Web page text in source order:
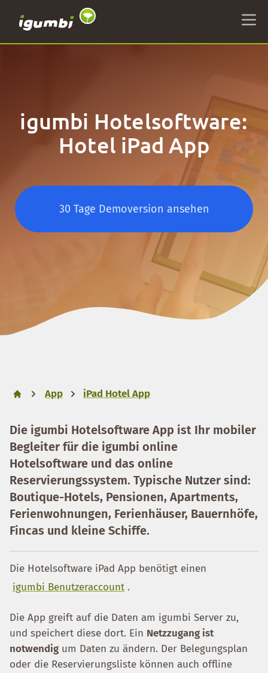
igumbi Hotelsoftware:
Hotel iPad App
30 Tage Demoversion ansehen
App iPad Hotel App
Die igumbi Hotelsoftware App ist Ihr mobiler
Begleiter für die igumbi online
Hotelsoftware und das online
Reservierungssystem. Typische Nutzer sind:
Boutique-Hotels, Pensionen, Apartments,
Ferienwohnungen, Ferienhäuser, Bauernhöfe,
Fincas und kleine Schiffe.
Die Hotelsoftware iPad App benötigt einen
igumbi Benutzeraccount .
Die App greift auf die Daten am igumbi Server zu,
und speichert diese dort. Ein Netzzugang ist
notwendig um Daten zu ändern. Der Belegungsplan
oder die Reservierungsliste können auch offline